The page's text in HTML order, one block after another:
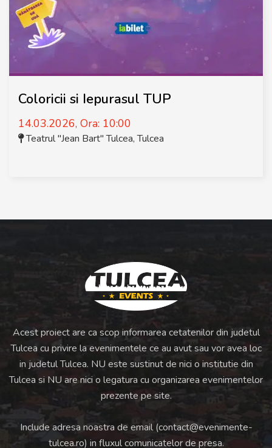
Coloricii si Iepurasul TUP
14.03.2026, Ora: 10:00
Teatrul "Jean Bart" Tulcea,Tulcea
Acest proiect are ca scop informarea cetatenilor din judetul
Tulcea cu privire la evenimentele ce au avut sau vor avea loc
in judetul Tulcea. NU este sustinut de nici o institutie din
Tulcea si NU are nici o legatura cu organizarea evenimentelor
prezente pe site.
Include adresa noastra de email (contact@evenimente-
tulcea.ro) in fluxul comunicatelor de presa.